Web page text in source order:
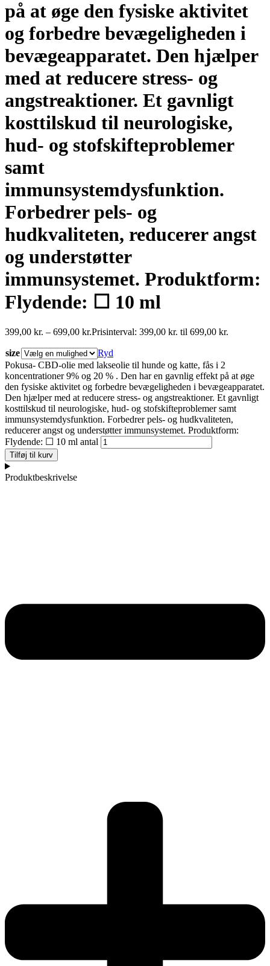
på at øge den fysiske aktivitet
og forbedre bevægeligheden i
bevægeapparatet. Den hjælper
med at reducere stress- og
angstreaktioner. Et gavnligt
kosttilskud til neurologiske,
hud- og stofskifteproblemer
samt
immunsystemdysfunktion.
Forbedrer pels- og
hudkvaliteten, reducerer angst
og understøtter
immunsystemet. Produktform:
Flydende: ☐ 10 ml
399,00 kr. – 699,00 kr.Prisinterval: 399,00 kr. til 699,00 kr.
size
Ryd
Pokusa- CBD-olie med lakseolie til hunde og katte, fås i 2
koncentrationer 9% og 20 % . Den har en gavnlig effekt på at øge
den fysiske aktivitet og forbedre bevægeligheden i bevægeapparatet.
Den hjælper med at reducere stress- og angstreaktioner. Et gavnligt
kosttilskud til neurologiske, hud- og stofskifteproblemer samt
immunsystemdysfunktion. Forbedrer pels- og hudkvaliteten,
reducerer angst og understøtter immunsystemet. Produktform:
Flydende: ☐ 10 ml antal
Tilføj til kurv
Produktbeskrivelse